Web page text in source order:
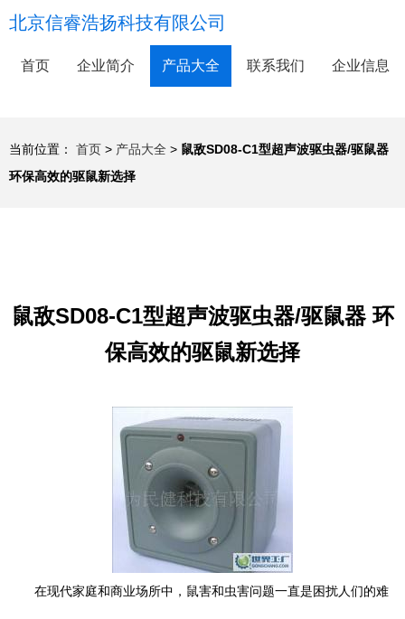
北京信睿浩扬科技有限公司
首页 企业简介 产品大全 联系我们 企业信息
当前位置： 首页 > 产品大全 > 鼠敌SD08-C1型超声波驱虫器/驱鼠器
环保高效的驱鼠新选择
鼠敌SD08-C1型超声波驱虫器/驱鼠器 环
保高效的驱鼠新选择
在现代家庭和商业场所中，鼠害和虫害问题一直是困扰人们的难